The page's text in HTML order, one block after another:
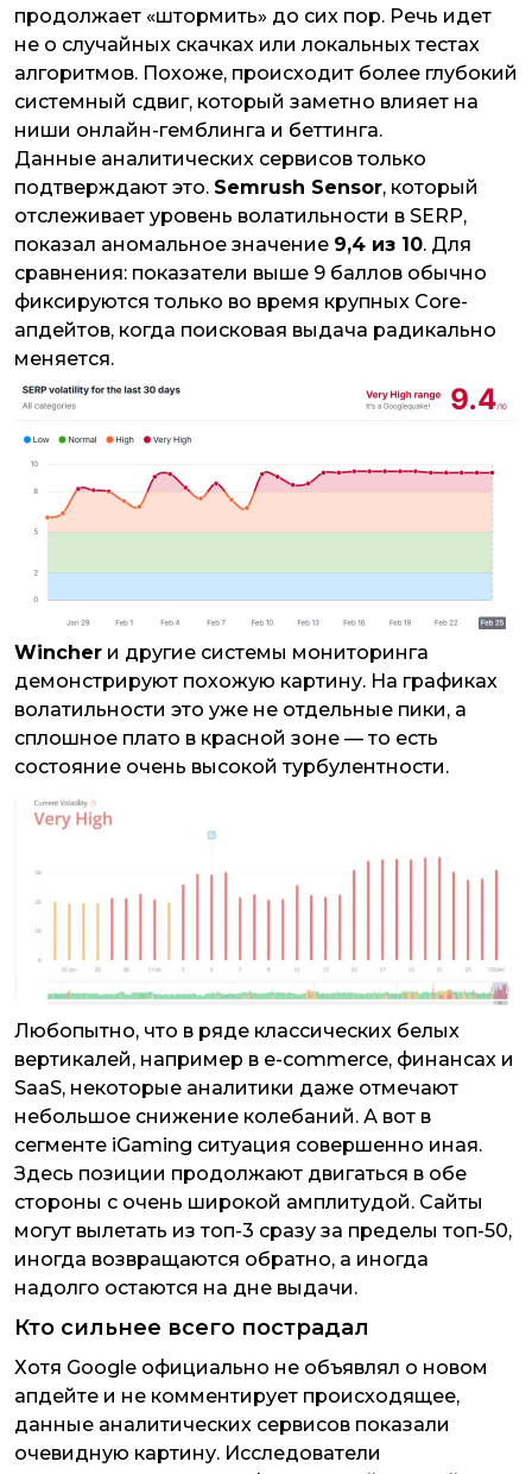
продолжает «штормить» до сих пор. Речь идет
не о случайных скачках или локальных тестах
алгоритмов. Похоже, происходит более глубокий
системный сдвиг, который заметно влияет на
ниши онлайн-гемблинга и беттинга.
Данные аналитических сервисов только
подтверждают это. Semrush Sensor, который
отслеживает уровень волатильности в SERP,
показал аномальное значение 9,4 из 10. Для
сравнения: показатели выше 9 баллов обычно
фиксируются только во время крупных Core-
апдейтов, когда поисковая выдача радикально
меняется.
Wincher и другие системы мониторинга
демонстрируют похожую картину. На графиках
волатильности это уже не отдельные пики, а
сплошное плато в красной зоне — то есть
состояние очень высокой турбулентности.
Любопытно, что в ряде классических белых
вертикалей, например в e-commerce, финансах и
SaaS, некоторые аналитики даже отмечают
небольшое снижение колебаний. А вот в
сегменте iGaming ситуация совершенно иная.
Здесь позиции продолжают двигаться в обе
стороны с очень широкой амплитудой. Сайты
могут вылетать из топ-3 сразу за пределы топ-50,
иногда возвращаются обратно, а иногда
надолго остаются на дне выдачи.
Кто сильнее всего пострадал
Хотя Google официально не объявлял о новом
апдейте и не комментирует происходящее,
данные аналитических сервисов показали
очевидную картину. Исследователи